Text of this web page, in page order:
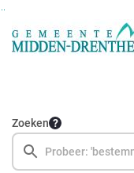
Ga naar de inhoud van deze
Zoeken